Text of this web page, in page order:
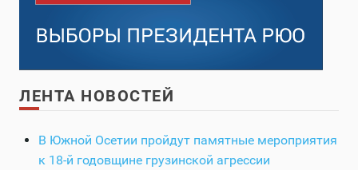
ЛЕНТА НОВОСТЕЙ
В Южной Осетии пройдут памятные мероприятия
к 18-й годовщине грузинской агрессии